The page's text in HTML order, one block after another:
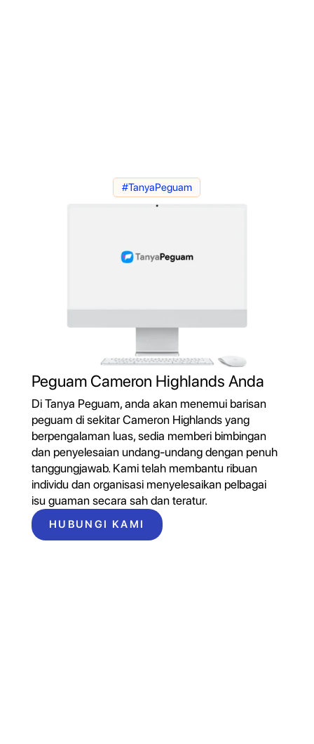
#TanyaPeguam
Peguam Cameron Highlands Anda
Di Tanya Peguam, anda akan menemui barisan
peguam di sekitar Cameron Highlands yang
berpengalaman luas, sedia memberi bimbingan
dan penyelesaian undang-undang dengan penuh
tanggungjawab. Kami telah membantu ribuan
individu dan organisasi menyelesaikan pelbagai
isu guaman secara sah dan teratur.
HUBUNGI KAMI